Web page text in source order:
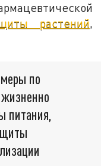
растений,
по
питания,